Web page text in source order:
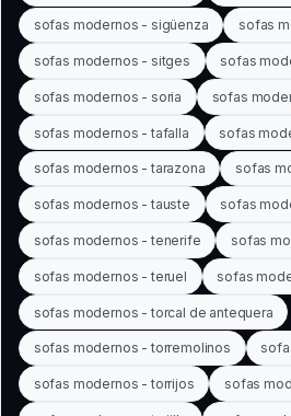
sofas modernos - sigüenza sofas
sofas modernos - sitges sofas
sofas modernos - soria sofas
sofas modernos - tafalla sofas
sofas modernos - tarazona sofas
sofas modernos - tauste sofas
sofas modernos - tenerife sofas
sofas modernos - teruel sofas
sofas modernos - torcal de antequera
sofas modernos - torremolinos
sofas modernos - torrijos sofas